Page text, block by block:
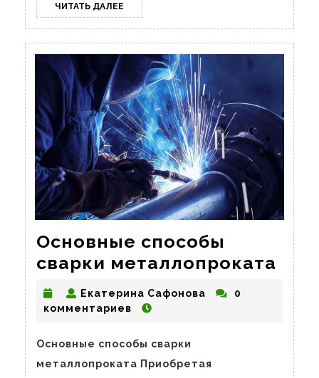
ЧИТАТЬ ДАЛЕЕ ЧИТАТЬ
ДАЛЕЕ
Основные способы
сварки металлопроката
Екатерина Сафонова Екатерина
0
комментариев
Основные способы сварки
металлопроката Приобретая